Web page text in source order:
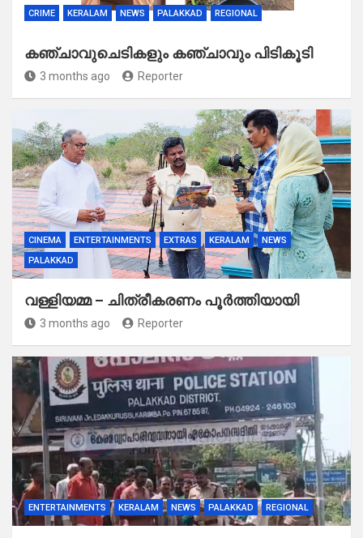
CRIME KERALAM NEWS PALAKKAD REGIONAL
കഞ്ചാവുചെടികളും കഞ്ചാവും പിടികൂടി
3 months ago Reporter
CINEMA ENTERTAINMENTS EXTRAS KERALAM
NEWS
PALAKKAD
വള്ളിയമ്മ – ചിത്രീകരണം പൂർത്തിയായി
3 months ago Reporter
ENTERTAINMENTS KERALAM NEWS PALAKKAD REGIONAL